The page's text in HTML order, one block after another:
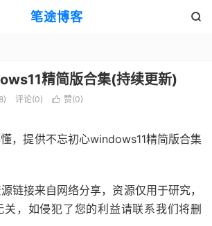
笔途博客 
精简版合集(持续更新)
评论(0)  赞(0)
，提供不忘初心windows11精简版合集
链接来自网络分享，资源仅用于研究，
，如侵犯了您的利益请联系我们将删